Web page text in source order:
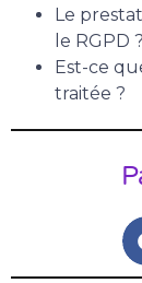
Le
le RGPD ?
Est-ce
traitée ?